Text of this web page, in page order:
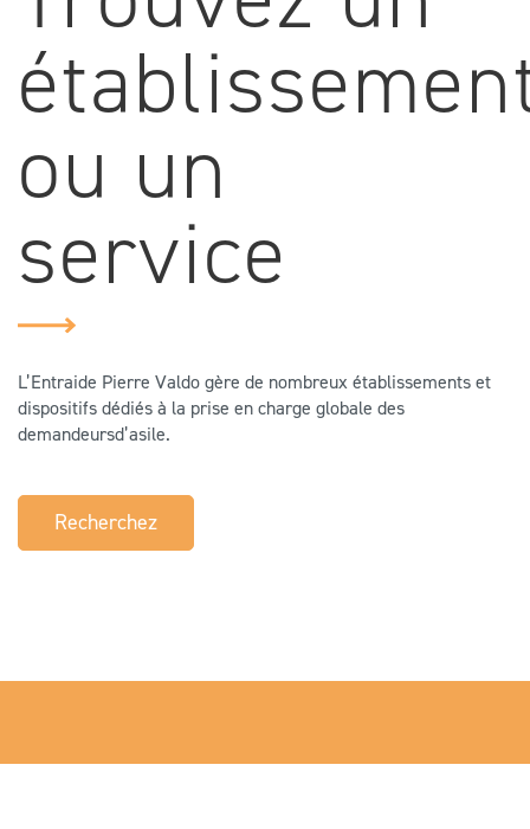
ou un
service
dispositifs dédiés à la prise en charge globale des
Recherchez